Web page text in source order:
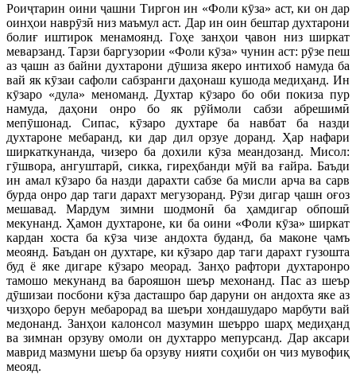
Роиҷтарин оини ҷашни Тиргон ин «Фоли кӯза» аст, ки он дар
оинҳои наврӯзӣ низ маъмул аст. Дар ин оин бештар духтарони
болиғ иштирок менамоянд. Гоҳе занҳои ҷавон низ ширкат
меварзанд. Тарзи баргузории «Фоли кӯза» чунин аст: рӯзе пеш
аз ҷашн аз байни духтарони дӯшиза якеро интихоб намуда ба
вай як кӯзаи сафоли сабзранги даҳонаш кушода медиҳанд. Ин
кӯзаро «дула» меноманд. Духтар кӯзаро бо оби покиза пур
намуда, даҳони онро бо як рӯймоли сабзи абрешимӣ
мепӯшонад. Сипас, кӯзаро духтаре ба навбат ба назди
духтароне мебаранд, ки дар дил орзуе доранд. Ҳар нафари
ширкаткунанда, чизеро ба дохили кӯза меандозанд. Мисол:
гӯшвора, ангуштарӣ, сикка, гиреҳбанди мӯй ва ғайра. Баъди
ин амал кӯзаро ба назди дарахти сабзе ба мисли арча ва сарв
бурда онро дар таги дарахт мегузоранд. Рӯзи дигар ҷашн оғоз
мешавад. Мардум зимни шодмонӣ ба ҳамдигар обпошӣ
мекунанд. Ҳамон духтароне, ки ба оини «Фоли кӯза» ширкат
кардан хоста ба кӯза чизе андохта буданд, ба маконе ҷамъ
меоянд. Баъдан он духтаре, ки кӯзаро дар таги дарахт гузошта
буд ё яке дигаре кӯзаро меорад. Занҳо рафтори духтаронро
тамошо мекунанд ва барояшон шеър мехонанд. Пас аз шеър
дӯшизаи посбони кӯза дасташро бар даруни он андохта яке аз
чизҳоро берун мебарорад ва шеъри хондашударо марбути вай
медонанд. Занҳои калонсол мазумин шеърро шарҳ медиҳанд
ва зимнан орзуву омоли он духтарро мепурсанд. Дар аксари
маврид мазмуни шеър ба орзуву нияти соҳиби он чиз мувофиқ
меояд.